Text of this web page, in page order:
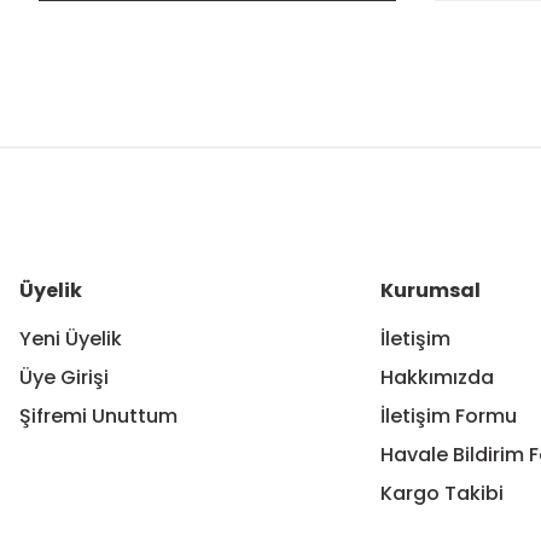
Ürün bilgilerinde hatalar bulunuyor.
Üyelik
Yeni Üyelik
Üye Girişi
Şifremi Unuttum
Kurumsal
İletişim
Hakkımızda
İletişim Formu
Havale Bildirim
Kargo Takibi